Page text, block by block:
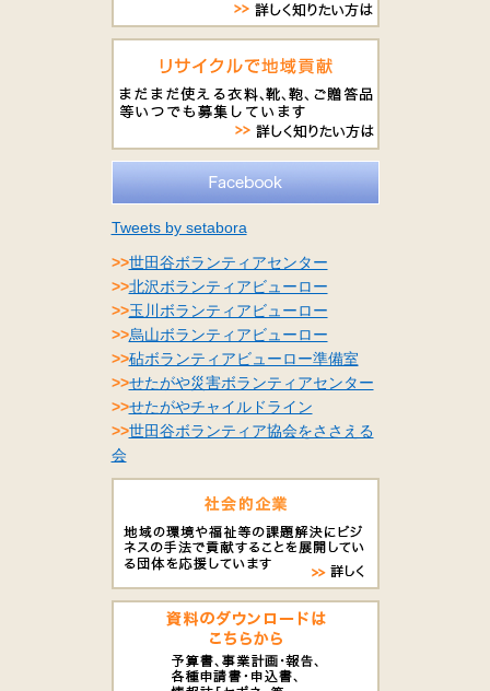
Tweets by setabora
>>世田谷ボランティアセンター
>>北沢ボランティアビューロー
>>玉川ボランティアビューロー
>>烏山ボランティアビューロー
>>砧ボランティアビューロー準備室
>>せたがや災害ボランティアセンター
>>せたがやチャイルドライン
>>世田谷ボランティア協会をささえる
会